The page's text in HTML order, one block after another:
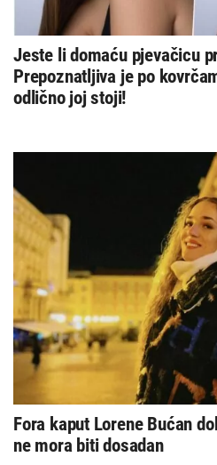
Jeste li domaću pjevačicu
Prepoznatljiva je po
odlično joj stoji!
Fora kaput Lorene Bućan
ne mora biti dosadan